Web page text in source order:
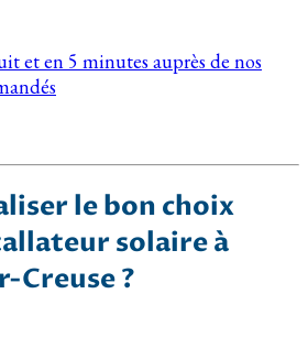
et en 5 minutes auprès de nos
le bon choix
solaire à
Creuse ?